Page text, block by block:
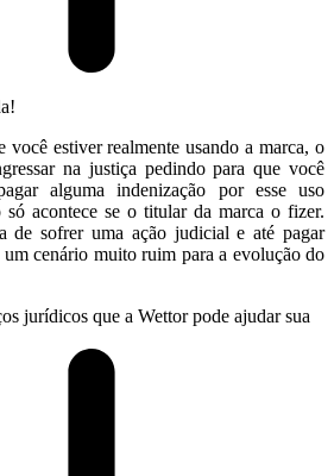
você estiver realmente usando a marca, o
na justiça pedindo para que você
alguma indenização por esse uso
só acontece se o titular da marca o fizer.
de sofrer uma ação judicial e até pagar
cenário muito ruim para a evolução do
jurídicos que a Wettor pode ajudar sua